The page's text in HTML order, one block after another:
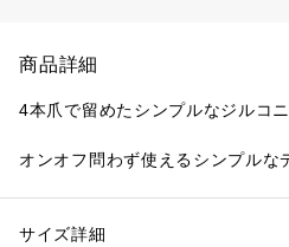
商品詳細
4本爪で留めたシンプルなジルコ
オンオフ問わず使えるシンプルな
性別：レディース
サイズ詳細